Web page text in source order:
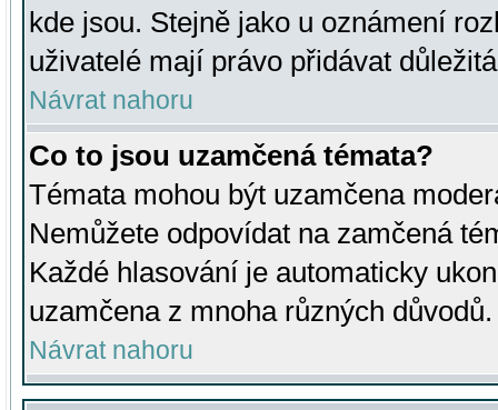
kde jsou. Stejně jako u oznámení
uživatelé mají právo přidávat
Návrat nahoru
Co to jsou uzamčená témata?
Témata mohou být uzamčena
Nemůžete odpovídat na zamčená
Každé hlasování je automaticky
uzamčena z mnoha různých důvodů.
Návrat nahoru